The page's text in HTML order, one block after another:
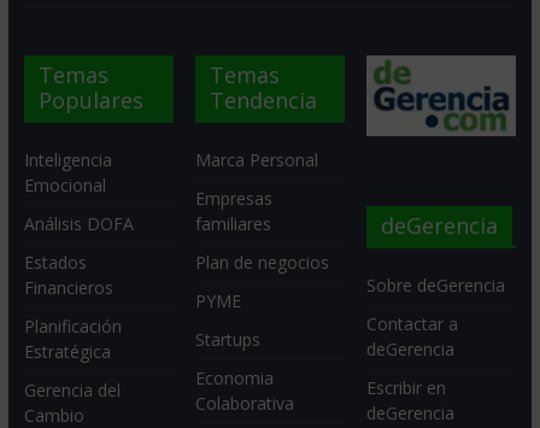
Temas
Populares
Inteligencia
Emocional
Análisis DOFA
Estados
Financieros
Planificación
Estratégica
Gerencia del
Cambio
Temas
Tendencia
Marca Personal
Empresas
familiares
Plan de negocios
PYME
Startups
Economia
Colaborativa
deGerencia
Sobre deGerencia
Contactar a
deGerencia
Escribir en
deGerencia